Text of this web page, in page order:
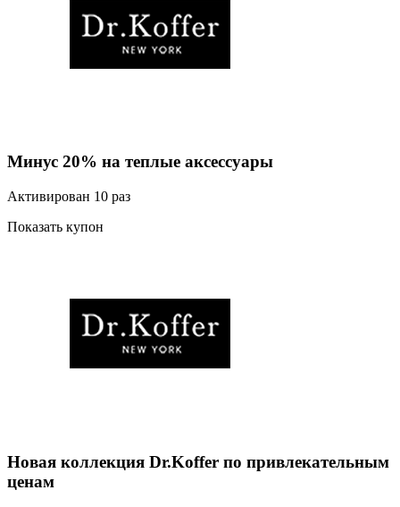
Минус 20% на теплые аксессуары
Активирован 10 раз
Показать купон
Новая коллекция Dr.Koffer по привлекательным
ценам